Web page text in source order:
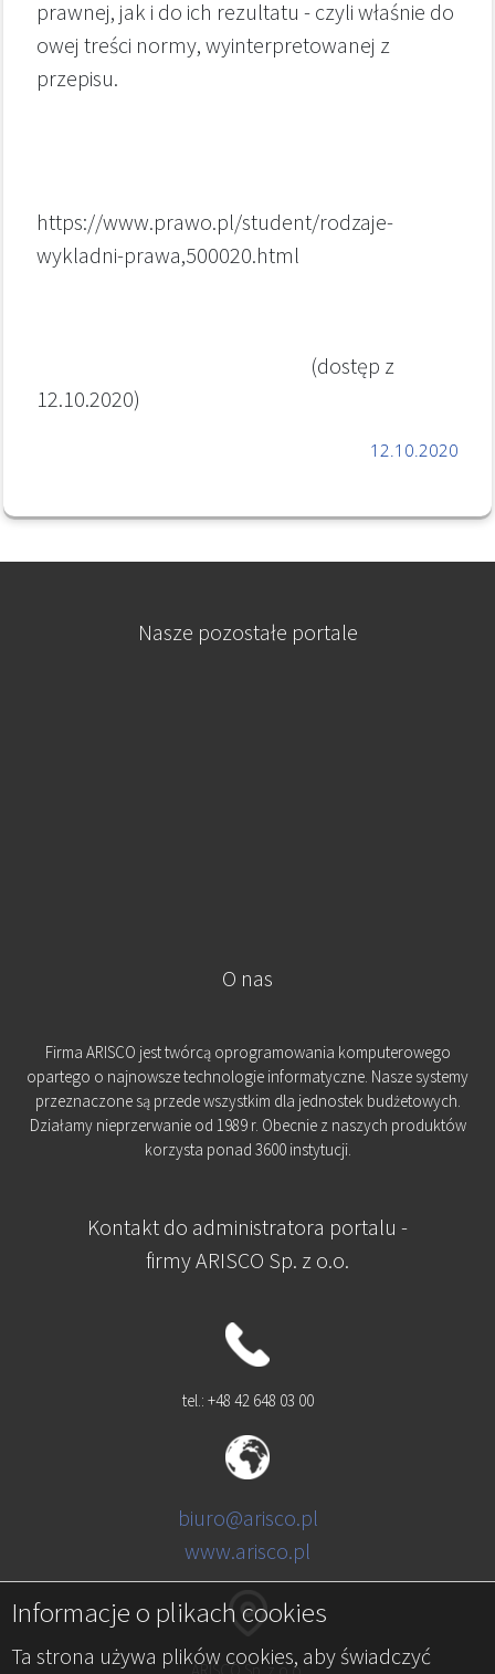
prawnej, jak i do ich rezultatu - czyli właśnie do
owej treści normy, wyinterpretowanej z
przepisu.
https://www.prawo.pl/student/rodzaje-
wykladni-prawa,500020.html
(dostęp z
12.10.2020)
12.10.2020
Informacje o plikach cookies
Ta strona używa plików cookies, aby świadczyć
Nasze pozostałe portale
O nas
Firma ARISCO jest twórcą oprogramowania komputerowego
opartego o najnowsze technologie informatyczne. Nasze systemy
przeznaczone są przede wszystkim dla jednostek budżetowych.
Działamy nieprzerwanie od 1989 r. Obecnie z naszych produktów
korzysta ponad 3600 instytucji.
Kontakt do administratora portalu -
firmy ARISCO Sp. z o.o.
tel.: +48 42 648 03 00
biuro@arisco.pl
www.arisco.pl